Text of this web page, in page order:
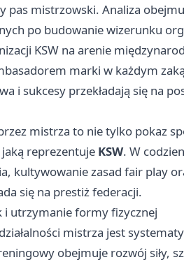
pas mistrzowski. Analiza
po budowanie wizerunku
KSW na arenie
marki w każdym
i sukcesy przekładają się na
mistrza to nie tylko pokaz
reprezentuje KSW. W
kultywowanie zasad fair play
się na prestiż federacji.
i utrzymanie formy fizycznej
mistrza jest
obejmuje rozwój siły,